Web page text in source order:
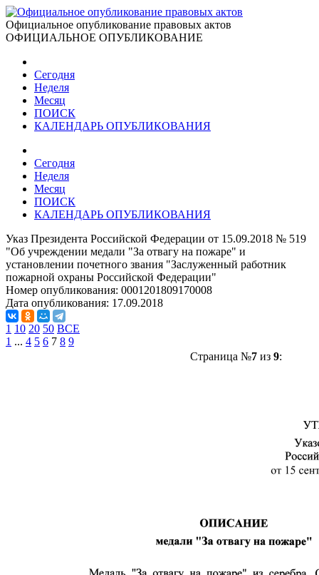
Официальное опубликование правовых актов
ОФИЦИАЛЬНОЕ ОПУБЛИКОВАНИЕ
Сегодня
Неделя
Месяц
ПОИСК
КАЛЕНДАРЬ ОПУБЛИКОВАНИЯ
Сегодня
Неделя
Месяц
ПОИСК
КАЛЕНДАРЬ ОПУБЛИКОВАНИЯ
Указ Президента Российской Федерации от 15.09.2018 № 519
"Об учреждении медали "За отвагу на пожаре" и
установлении почетного звания "Заслуженный работник
пожарной охраны Российской Федерации"
Номер опубликования: 0001201809170008
Дата опубликования: 17.09.2018
1 10 20 50 ВСЕ
1 ... 4 5 6 7 8 9
Страница №7из 9: